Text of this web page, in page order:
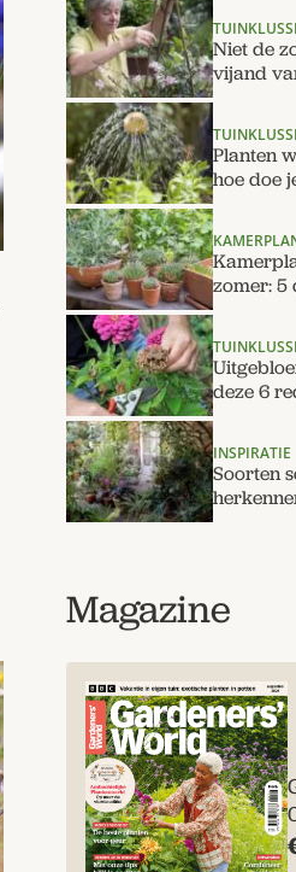
Niet de
vijand
Planten
hoe doe
zomer: 5
deze 6
INSPIRATIE
Soorten
Magazine